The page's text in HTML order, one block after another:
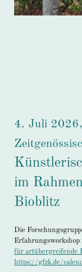
4. Juli
im
Bioblitz
Die
Erfahrungsworkshop
für artübergreifende
https://gfzk.de/